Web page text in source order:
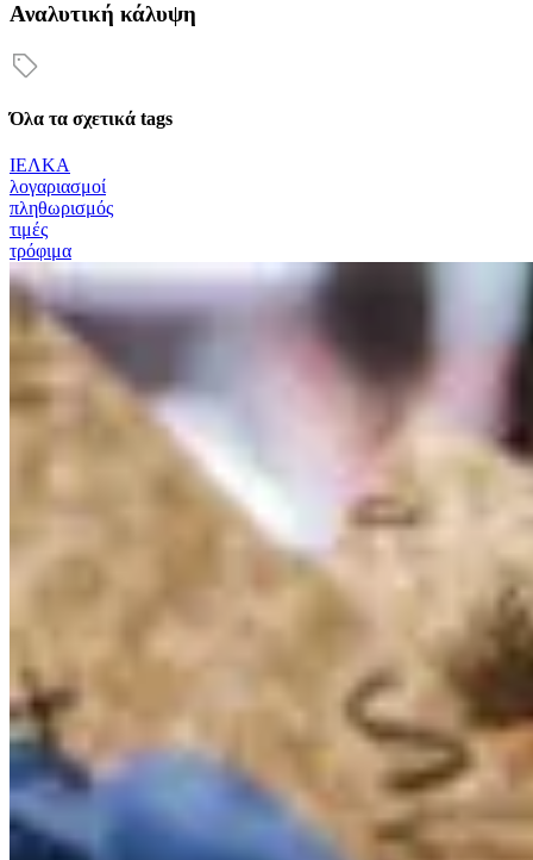
Αναλυτική κάλυψη
Όλα τα σχετικά tags
ΙΕΛΚΑ
λογαριασμοί
πληθωρισμός
τιμές
τρόφιμα